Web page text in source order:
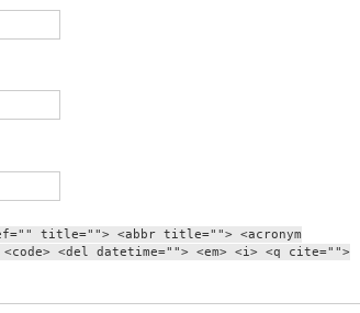
title=""> <abbr title=""> <acronym
<del datetime=""> <em> <i> <q cite="">